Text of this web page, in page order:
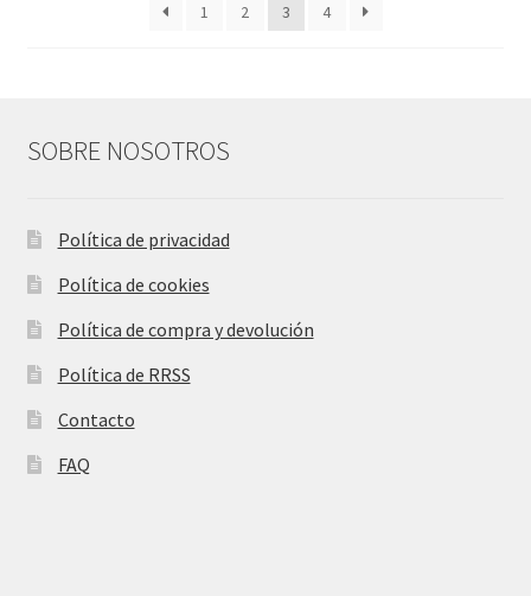
1 2 3 4
SOBRE NOSOTROS
Política de privacidad
Política de cookies
Política de compra y devolución
Política de RRSS
Contacto
FAQ